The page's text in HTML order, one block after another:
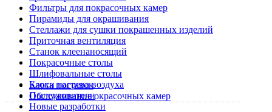
Фильтры для покрасочных камер
Пирамиды для окрашивания
Стеллажи для сушки покрашенных изделий
Приточная вентиляция
Станок клеенаносящий
Покрасочные столы
Шлифовальные столы
Блоки нагрева воздуха
Пылеуловители
Новые разработки
Карта поставок
Обслуживание окрасочных камер